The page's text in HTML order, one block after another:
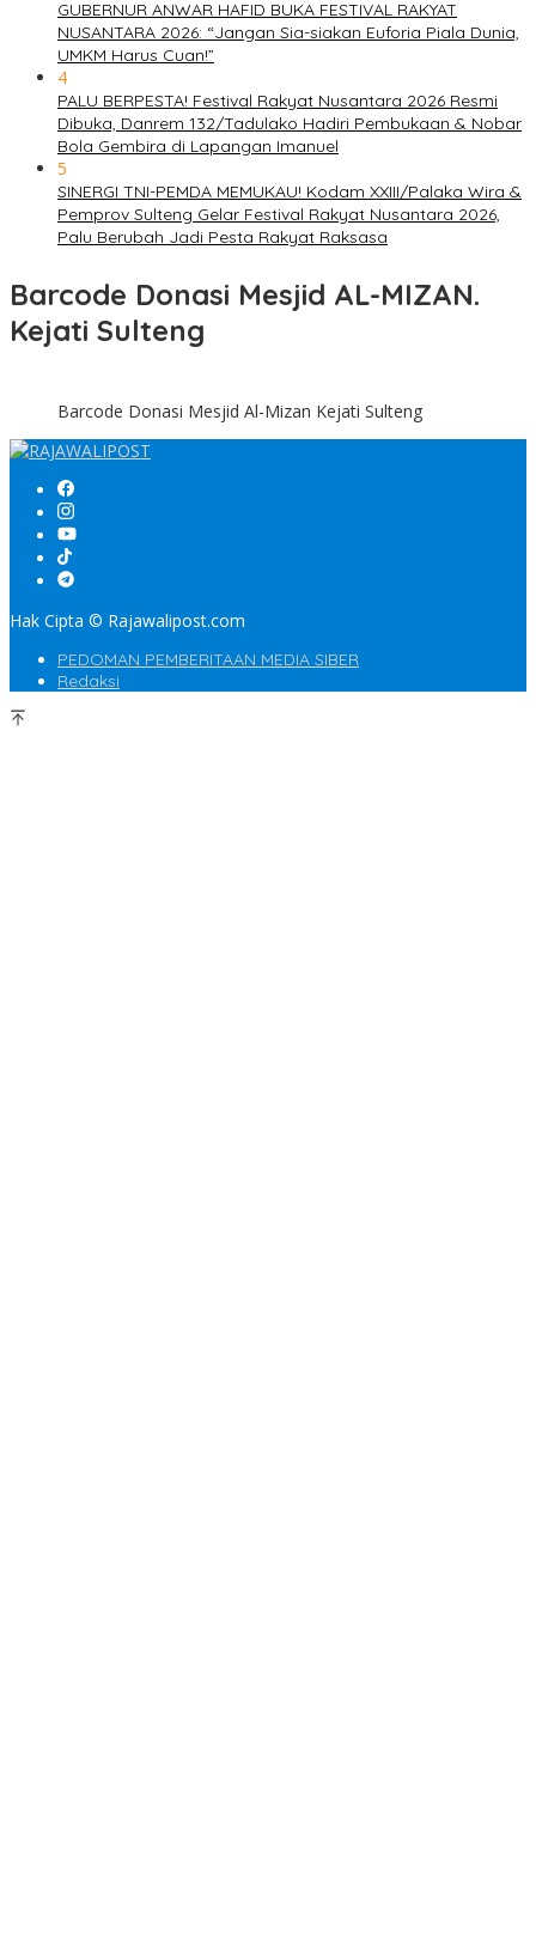
GUBERNUR ANWAR HAFID BUKA FESTIVAL RAKYAT
NUSANTARA 2026: “Jangan Sia-siakan Euforia Piala Dunia,
UMKM Harus Cuan!”
4
PALU BERPESTA! Festival Rakyat Nusantara 2026 Resmi
Dibuka, Danrem 132/Tadulako Hadiri Pembukaan & Nobar
Bola Gembira di Lapangan Imanuel
5
SINERGI TNI-PEMDA MEMUKAU! Kodam XXIII/Palaka Wira &
Pemprov Sulteng Gelar Festival Rakyat Nusantara 2026,
Palu Berubah Jadi Pesta Rakyat Raksasa
Barcode Donasi Mesjid AL-MIZAN.
Kejati Sulteng
Barcode Donasi Mesjid Al-Mizan Kejati Sulteng
Hak Cipta © Rajawalipost.com
PEDOMAN PEMBERITAAN MEDIA SIBER
Redaksi